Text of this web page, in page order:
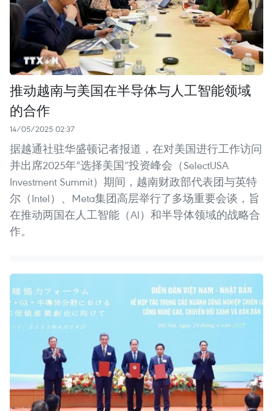
推动越南与美国在半导体与人工智能领域
的合作
14/05/2025 02:37
据越通社驻华盛顿记者报道，在对美国进行工作访问
并出席2025年“选择美国”投资峰会（SelectUSA
Investment Summit）期间，越南财政部代表团与英特
尔（Intel）、Meta集团高层举行了多场重要会谈，旨
在推动两国在人工智能（AI）和半导体领域的战略合
作。